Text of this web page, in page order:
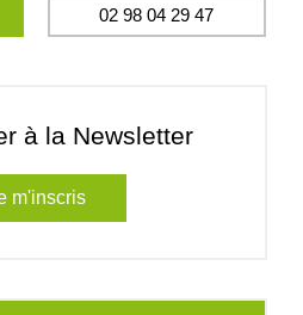
02 98 04 29 47
à la Newsletter
m'inscris